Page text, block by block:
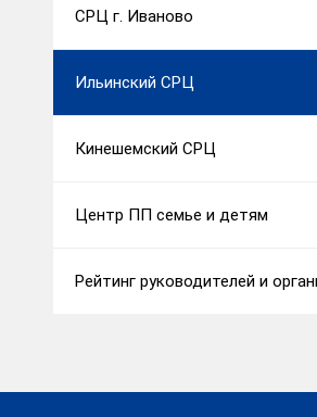
СРЦ г. Иваново
Ильинский СРЦ
Кинешемский СРЦ
Центр ПП семье и детям
Рейтинг руководителей и